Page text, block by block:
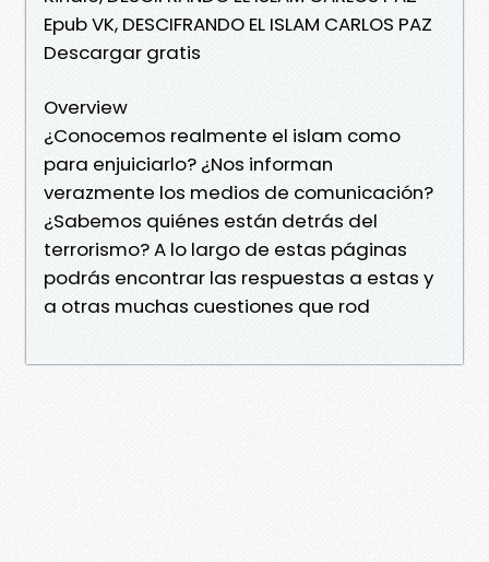
Epub VK, DESCIFRANDO EL ISLAM CARLOS PAZ
Descargar gratis
Overview
¿Conocemos realmente el islam como
para enjuiciarlo? ¿Nos informan
verazmente los medios de comunicación?
¿Sabemos quiénes están detrás del
terrorismo? A lo largo de estas páginas
podrás encontrar las respuestas a estas y
a otras muchas cuestiones que rod